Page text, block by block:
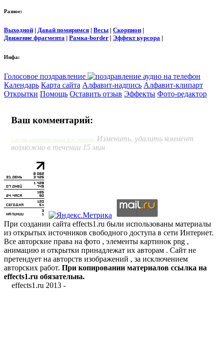
Разное:
Выходной | Давай помиримся | Весы | Скорпион |
Движение фрагмента | Рамка-border | Эффект курсора |
Инфа:
Голосовое поздравление
Календарь Карта сайта Алфавит-надпись Алфавит-клипарт
Открытки Помощь Оставить отзыв Эффекты Фото-редактор
Ваш комментарий:
Система комментирования SigComments Изменить, удалить коммент
возможно в течении 15 мин
При создании сайта effects1.ru были использованы материалы
из открытых источников свободного доступа в сети Интернет.
Все авторские права на фото , элементы картинок png ,
анимацию и открытки принадлежат их авторам . Сайт не
претендует на авторств изображений , за исключением
авторских работ. При копировании материалов ссылка на
effects1.ru обязательна.
effects1.ru 2013 -